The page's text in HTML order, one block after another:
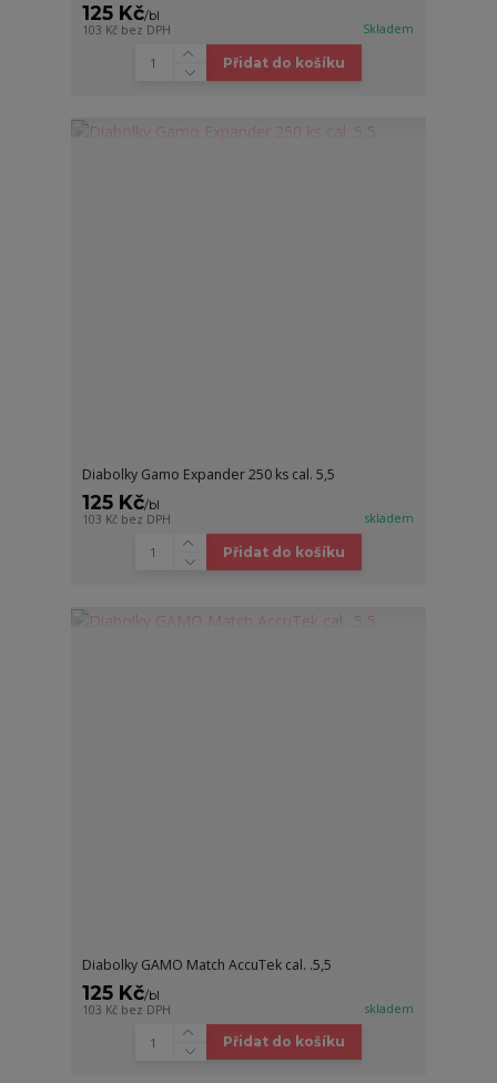
125 Kč/bl
103 Kč bez DPH Skladem
Přidat do košíku
Diabolky Gamo Expander 250 ks cal. 5,5
125 Kč/bl
103 Kč bez DPH skladem
Přidat do košíku
Diabolky GAMO Match AccuTek cal. .5,5
125 Kč/bl
103 Kč bez DPH skladem
Přidat do košíku